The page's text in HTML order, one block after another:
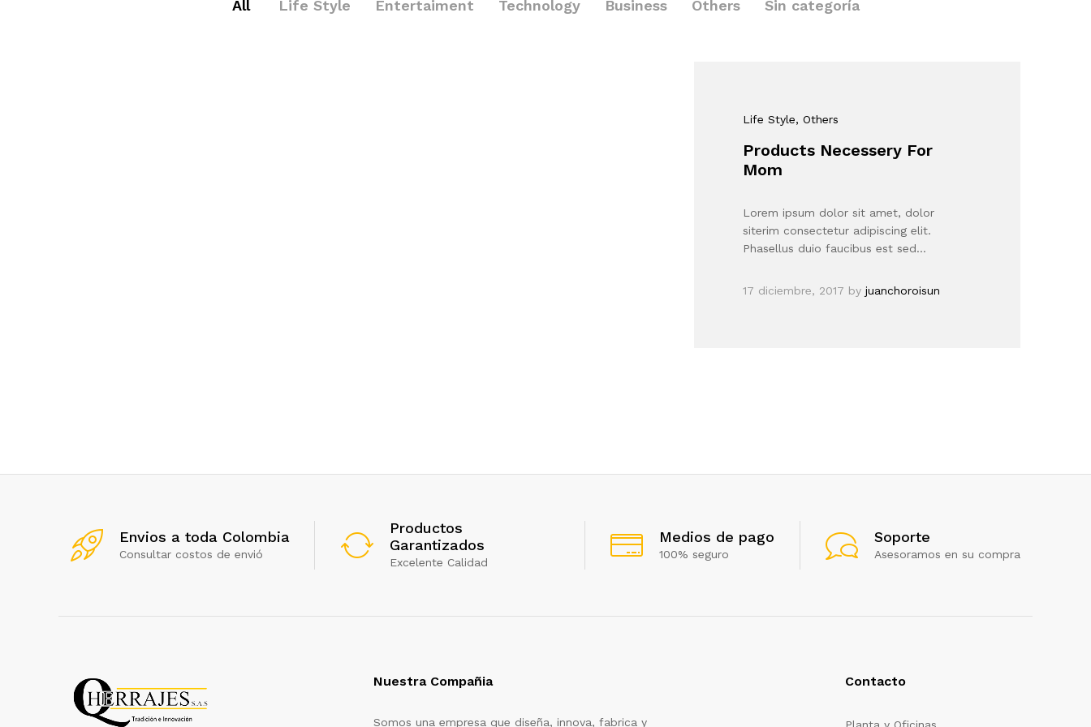
All Life Style Entertaiment Technology Business Others Sin categoría
Life Style, Others
Products Necessery For
Mom
Lorem ipsum dolor sit amet, dolor
siterim consectetur adipiscing elit.
Phasellus duio faucibus est sed…
17 diciembre, 2017 byjuanchoroisun
Envios a toda Colombia
Consultar costos de envió
Productos
Garantizados
Excelente Calidad
Medios de pago
100% seguro
Soporte
Asesoramos en su compra
Nuestra Compañia
Somos una empresa que diseña, innova, fabrica y
Contacto